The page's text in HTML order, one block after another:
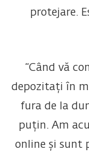
protejare.
“Când vă
depozitați în
fura de la
puțin. Am
online și sunt